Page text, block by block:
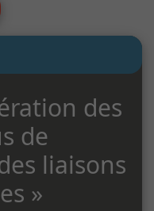
des
de
liaisons
»